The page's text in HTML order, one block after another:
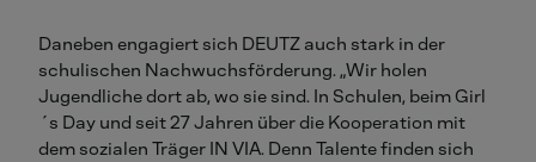
Daneben engagiert sich DEUTZ auch stark in der
schulischen Nachwuchsförderung. „Wir holen
Jugendliche dort ab, wo sie sind. In Schulen, beim Girl
´s Day und seit 27 Jahren über die Kooperation mit
dem sozialen Träger IN VIA. Denn Talente finden sich